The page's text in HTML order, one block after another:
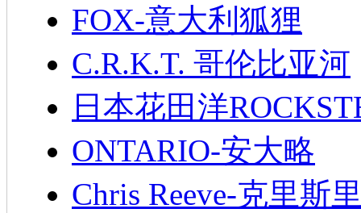
FOX-意大利狐狸
C.R.K.T. 哥伦比亚河
日本花田洋
ONTARIO-安大略
Chris Reeve-克里斯